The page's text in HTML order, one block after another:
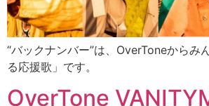
“バックナンバー”は、OverToneからみ
る応援歌」です。
OverTone